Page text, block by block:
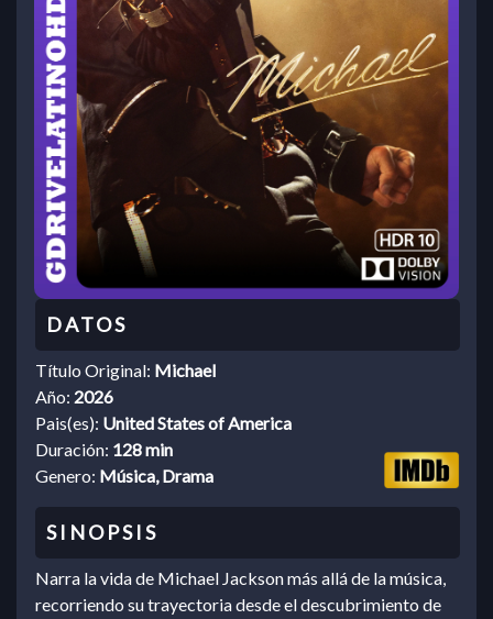
Título Original: Michael
Año: 2026
Pais(es): United States of America
Duración: 128 min
Genero: Música, Drama
Narra la vida de Michael Jackson más allá de la música,
recorriendo su trayectoria desde el descubrimiento de